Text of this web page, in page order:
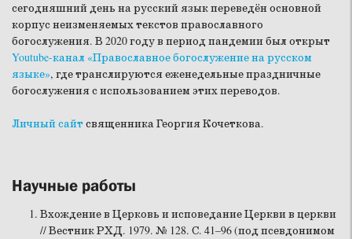
сегодняшний день на русский язык переведён основной
корпус неизменяемых текстов православного
богослужения. В 2020 году в период пандемии был открыт
Youtube-канал «Православное богослужение на русском
языке», где транслируются еженедельные праздничные
богослужения с использованием этих переводов.
Личный сайтсвященника Георгия Кочеткова.
Научные работы
Вхождение в Церковь и исповедание Церкви в церкви
// Вестник РХД. 1979. № 128. С. 41–96 (под псевдонимом